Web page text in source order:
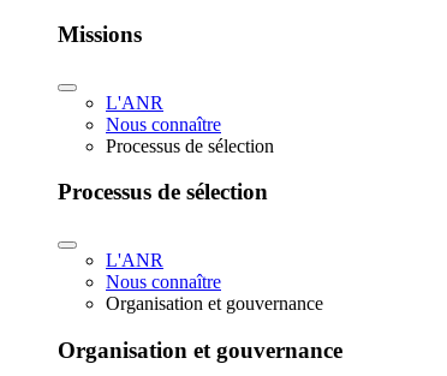
Missions
L'ANR
Nous connaître
Processus de sélection
Processus de sélection
L'ANR
Nous connaître
Organisation et gouvernance
Organisation et gouvernance